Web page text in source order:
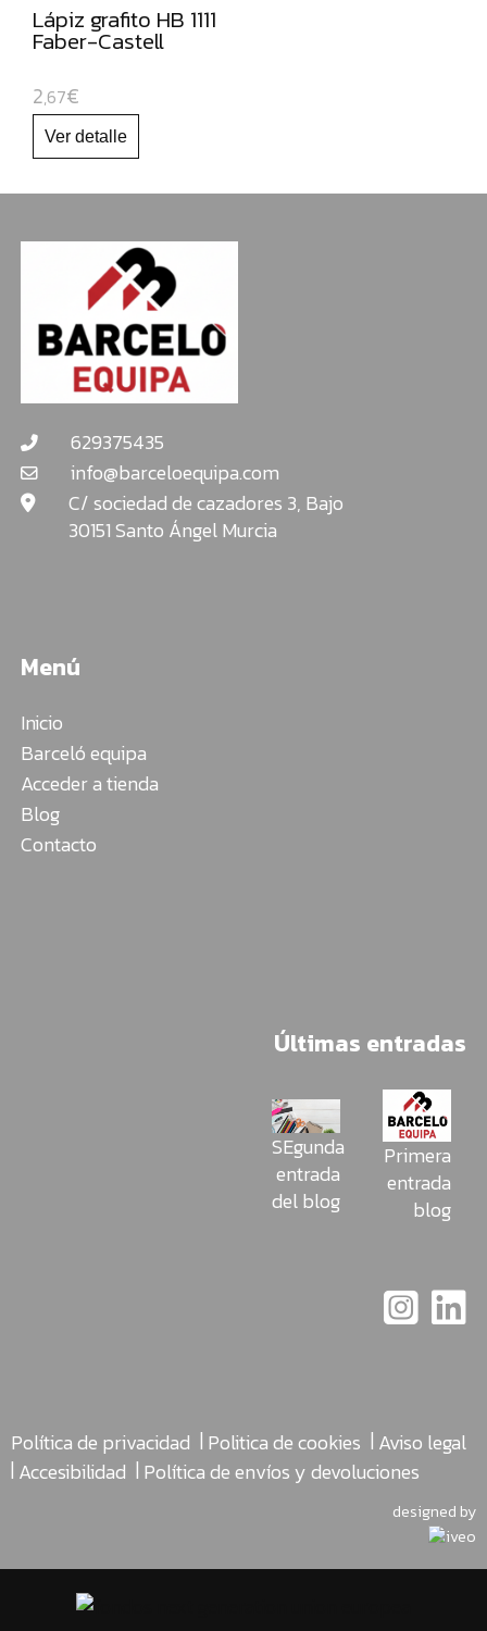
Lápiz grafito HB 1111
Faber-Castell
2,67€
629375435
info@barceloequipa.com
C/ sociedad de cazadores 3, Bajo
30151 Santo Ángel Murcia
Menú
Inicio
Barceló equipa
Acceder a tienda
Blog
Contacto
Últimas entradas
SEgunda
entrada
del blog
Primera
entrada
blog
Política de privacidad | Politica de cookies | Aviso legal
| Accesibilidad | Política de envíos y devoluciones
designed by